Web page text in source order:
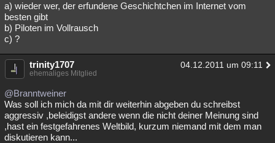
a) wieder wer, der erfundene Geschichtchen im Internet vom
besten gibt
b) Piloten im Vollrausch
c) ?
trinity1707 04.12.2011 um 09:11
ehemaliges Mitglied
@Branntweiner
Was soll ich mich da mit dir weiterhin abgeben du schreibst
aggressiv ,beleidigst andere wenn die nicht deiner Meinung sind
,hast ein festgefahrenes Weltbild, kurzum niemand mit dem man
diskutieren kann...